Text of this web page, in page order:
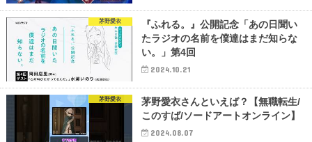
茅野愛衣
『ふれる。』公開記念「あの日聞い
たラジオの名前を僕達はまだ知らな
い。」第4回
2024.10.21
茅野愛衣
茅野愛衣さんといえば？【無職転生/
このすば/ソードアートオンライン】
2024.08.07